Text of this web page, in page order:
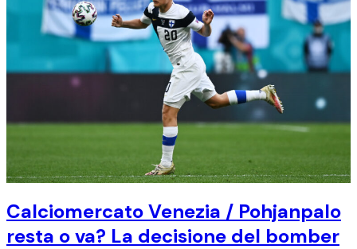
Calciomercato Venezia / Pohjanpalo
resta o va? La decisione del bomber